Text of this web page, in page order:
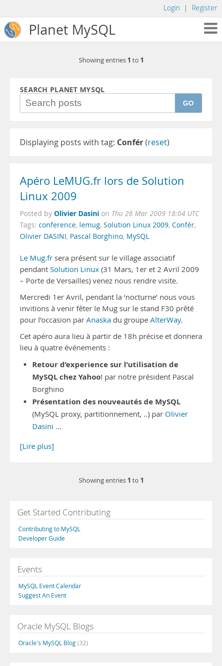
Login | Register
Planet MySQL
Showing entries 1 to 1
SEARCH PLANET MYSQL
GO
Displaying posts with tag: Confér(reset)
Apéro LeMUG.fr lors de Solution
Linux 2009
Posted by Olivier Dasini on Thu 26 Mar 2009 18:04 UTC
Tags: conference, lemug, Solution Linux 2009, Confér,
Olivier DASINI, Pascal Borghino, MySQL
Le Mug.fr sera présent sur le village associatif
pendant Solution Linux (31 Mars, 1er et 2 Avril 2009
– Porte de Versailles) venez nous rendre visite.
Mercredi 1er Avril, pendant la ‘nocturne’ nous vous
invitions à venir fêter le Mug sur le stand F30 prêté
pour l’occasion par Anaska du groupe AlterWay.
Cet apéro aura lieu à partir de 18h précise et donnera
lieu à quatre événements :
Retour d’experience sur l’utilisation de
MySQL chez Yahoo! par notre président Pascal
Borghino
Présentation des nouveautés de MySQL
(MySQL proxy, partitionnement, ..) par Olivier
Dasini …
[Lire plus]
Showing entries 1 to 1
Get Started Contributing
Contributing to MySQL
Developer Guide
Events
MySQL Event Calendar
Suggest An Event
Oracle MySQL Blogs
Oracle's MySQL Blog(32)